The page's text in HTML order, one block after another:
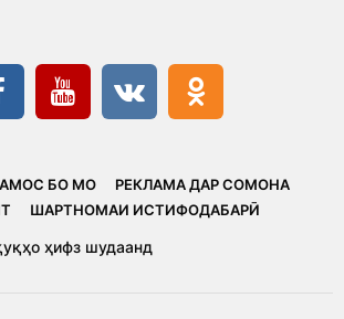
БО МО
РЕКЛАМА ДАР СОМОНА
ШАРТНОМАИ ИСТИФОДАБАРӢ
ҳифз шудаанд